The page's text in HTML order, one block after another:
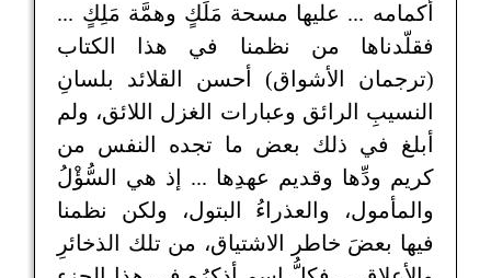
أكمامه ... عليها مسحة مَلَكٍ وهمَّة مَلِكٍ ...
فقلّدناها من نظمنا في هذا الكتاب
(ترجمان الأشواق) أحسن القلائد بلسانِ
النسيبِ الرائق وعبارات الغزل اللائق، ولم
أبلغ في ذلك بعض ما تجده النفس من
كريم ودِّها وقديم عهدِها ... إذ هي السُّؤْلُ
والمأمول، والعذراءُ البتول، ولكن نظمنا
فيها بعضَ خاطر الاشتياق، من تلك الذخائرِ